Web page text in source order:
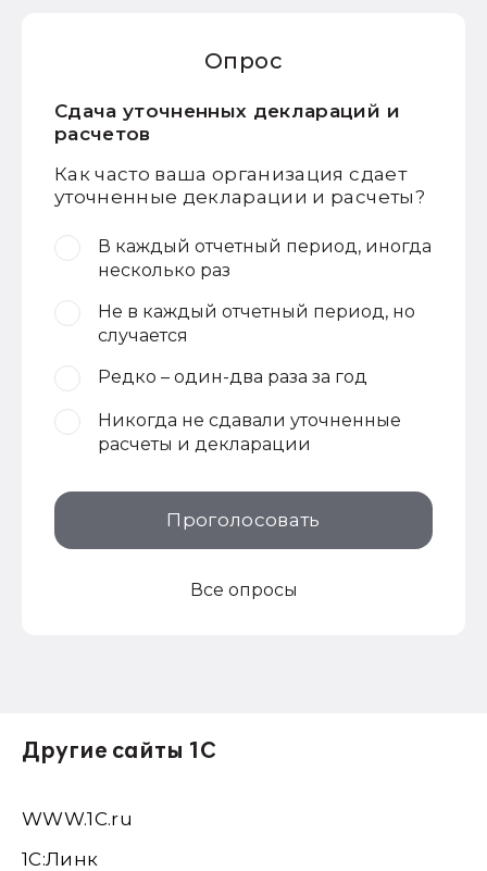
Опрос
Сдача уточненных деклараций и
расчетов
Как часто ваша организация сдает
уточненные декларации и расчеты?
В каждый отчетный период, иногда
несколько раз
Не в каждый отчетный период, но
случается
Редко – один-два раза за год
Никогда не сдавали уточненные
расчеты и декларации
Проголосовать
Все опросы
Другие сайты 1С
WWW.1С.ru
1С:Линк